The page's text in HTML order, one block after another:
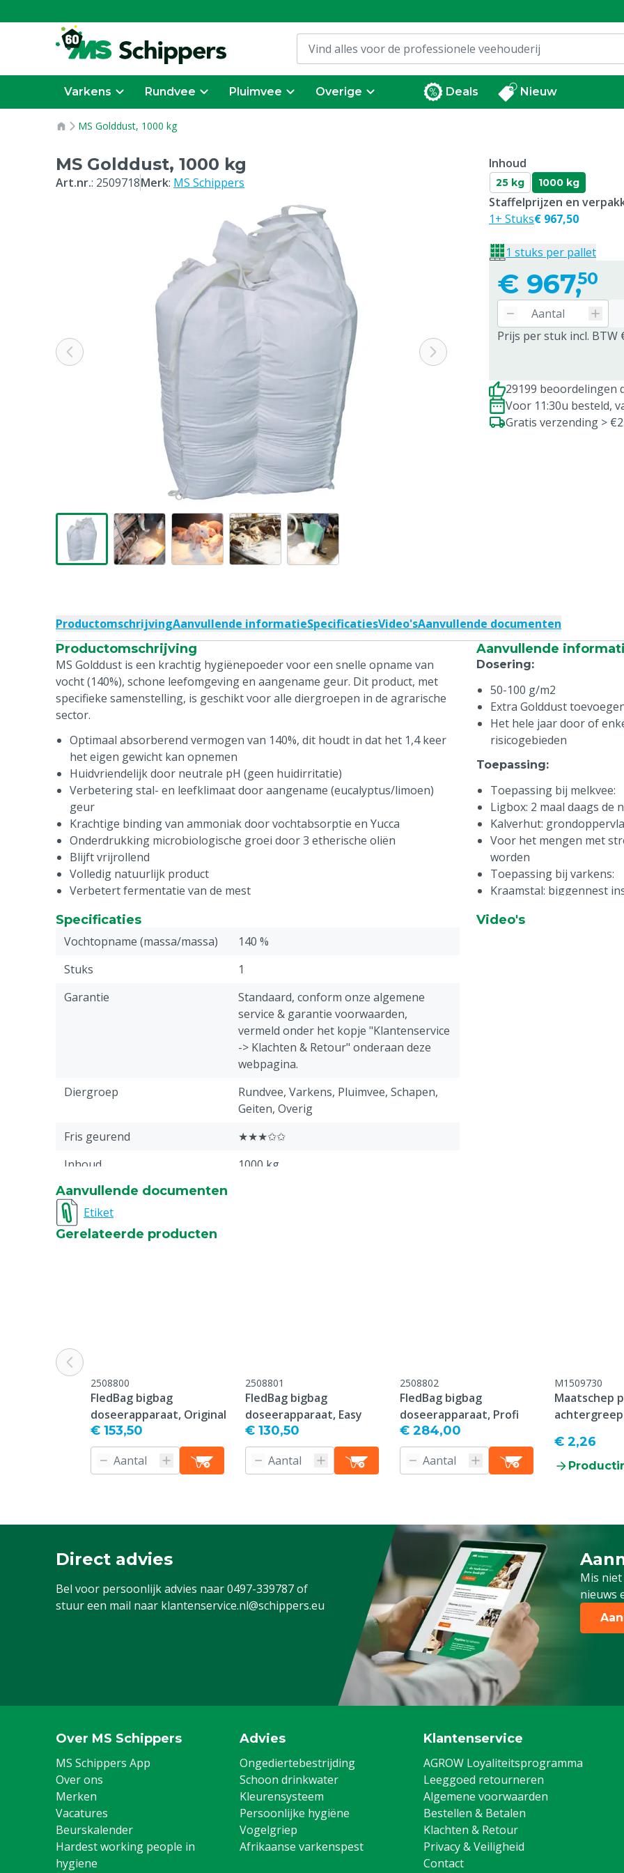
Varkens Rundvee Pluimvee Overige Deals Nieuw
MS Golddust, 1000 kg
MS Golddust, 1000 kg
Art.nr.: 2509718Merk: MS Schippers
Inhoud
25 kg 1000 kg
€ 967,50
Prijs per stuk incl. BTW
Staffelprijzen en
1+ Stuks€ 967,50
1 stuks per pallet
29199 beoordelingen
Voor 11:30u besteld,
Gratis verzending >
ProductomschrijvingAanvullende informatieSpecificatiesVideo'sAanvullende documenten
Productomschrijving
MS Golddust is een krachtig hygiënepoeder voor een snelle opname van
vocht (140%), schone leefomgeving en aangename geur. Dit product, met
specifieke samenstelling, is geschikt voor alle diergroepen in de agrarische
sector.
Optimaal absorberend vermogen van 140%, dit houdt in dat het 1,4 keer
het eigen gewicht kan opnemen
Huidvriendelijk door neutrale pH (geen huidirritatie)
Verbetering stal- en leefklimaat door aangename (eucalyptus/limoen)
geur
Krachtige binding van ammoniak door vochtabsorptie en Yucca
Onderdrukking microbiologische groei door 3 etherische oliën
Blijft vrijrollend
Volledig natuurlijk product
Verbetert fermentatie van de mest
Aanvullende
Dosering:
50-100 g/m2
Extra Golddust
Het hele jaar door of
risicogebieden
Toepassing:
Toepassing bij melkvee:
Ligbox: 2 maal daags
Kalverhut:
Voor het mengen met
worden
Toepassing bij varkens:
Kraamstal: biggennest
Gangen: instrooien voor
Specificaties
Vochtopname (massa/massa)
140 %
Stuks
1
Garantie
Standaard, conform onze algemene
service & garantie voorwaarden,
vermeld onder het kopje "Klantenservice
-> Klachten & Retour" onderaan deze
webpagina.
Diergroep
Rundvee, Varkens, Pluimvee, Schapen,
Geiten, Overig
Fris geurend
★★★✩✩
Inhoud
1000 kg
Video's
Aanvullende documenten
Etiket
Gerelateerde producten
2508800
FledBag bigbag
doseerapparaat, Original
€ 153,50
2508801
FledBag bigbag
doseerapparaat, Easy
€ 130,50
2508802
FledBag bigbag
doseerapparaat, Profi
€ 284,00
M1509730
Maatschep
achtergreep
€ 2,26
Direct advies
Bel voor persoonlijk advies naar0497-339787of
stuur een mail naar klantenservice.nl@schippers.eu
Mis
nieuws
Schrijf
Over MS Schippers
MS Schippers App
Over ons
Merken
Vacatures
Beurskalender
Hardest working people in
hygiene
Advies
Ongediertebestrijding
Schoon drinkwater
Kleurensysteem
Persoonlijke hygiëne
Vogelgriep
Afrikaanse varkenspest
Klantenservice
AGROW Loyaliteitsprogramma
Leeggoed retourneren
Algemene voorwaarden
Bestellen & Betalen
Klachten & Retour
Privacy & Veiligheid
Contact